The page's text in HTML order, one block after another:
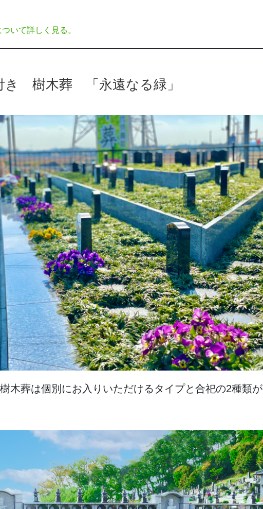
ついて詳しく見る。
き 樹木葬 「永遠なる緑」
木葬は個別にお入りいただけるタイプと合祀の2種類が